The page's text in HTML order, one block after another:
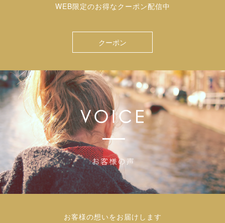
WEB限定のお得なクーポン配信中
クーポン
お客様の想いをお届けします